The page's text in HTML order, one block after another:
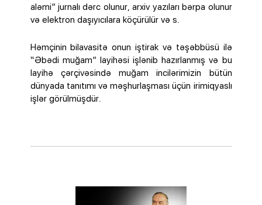
aləmi” jurnalı dərc olunur, arxiv yazıları bərpa olunur
və elektron daşıyıcılara köçürülür və s.
Həmçinin bilavasitə onun iştirak və təşəbbüsü ilə
“Əbədi muğam” layihəsi işlənib hazırlanmış və bu
layihə çərçivəsində muğam incilərimizin bütün
dünyada tanıtımı və məşhurlaşması üçün irimiqyaslı
işlər görülmüşdür.